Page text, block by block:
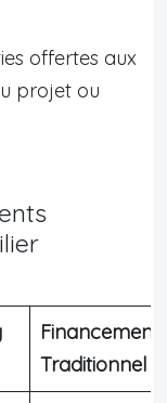
offertes aux
projet ou
Financement
Traditionnel